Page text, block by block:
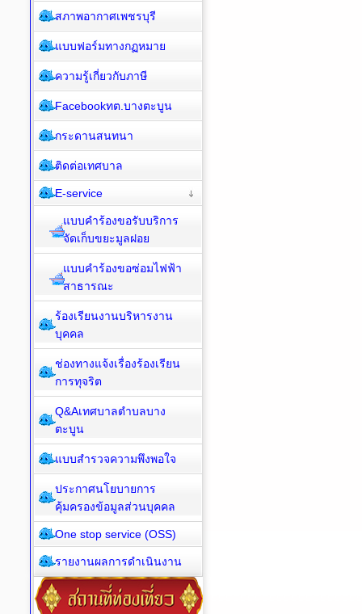
สภาพอากาศเพชรบุรี
แบบฟอร์มทางกฏหมาย
ความรู้เกี่ยวกับภาษี
Facebookทต.บางตะบูน
กระดานสนทนา
ติดต่อเทศบาล
E-service
แบบคำร้องขอรับบริการ
จัดเก็บขยะมูลฝอย
แบบคำร้องขอซ่อมไฟฟ้า
สาธารณะ
ร้องเรียนงานบริหารงาน
บุคคล
ช่องทางแจ้งเรื่องร้องเรียน
การทุจริต
Q&Aเทศบาลตำบลบาง
ตะบูน
แบบสำรวจความพึงพอใจ
ประกาศนโยบายการ
คุ้มครองข้อมูลส่วนบุคคล
One stop service (OSS)
รายงานผลการดำเนินงาน